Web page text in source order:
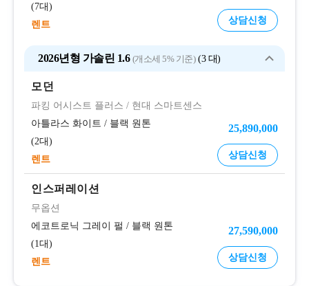
7대
렌트
상담신청
2026년형 가솔린 1.6 (개소세 5% 기준) 3 대
모던
파킹 어시스트 플러스 / 현대 스마트센스
아틀라스 화이트 / 블랙 원톤 25,890,000
2대
렌트
상담신청
인스퍼레이션
무옵션
에코트로닉 그레이 펄 / 블랙 원톤 27,590,000
1대
렌트
상담신청